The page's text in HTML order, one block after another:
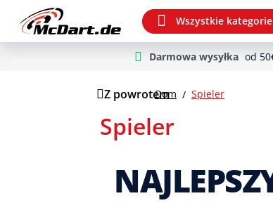
Przejdź do wyszukiwania
Przejdź do głównej nawigacji
Wszystkie kategorie
Darmowa wysyłka od
Z powrotem
Dom Spieler
Spieler